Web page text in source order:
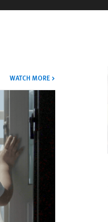
WATCH MORE VIDEOS